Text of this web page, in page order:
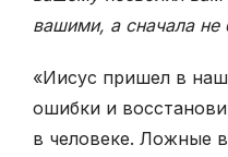
вашими, а сначала не
«Иисус пришел в
ошибки и
в человеке. Ложные